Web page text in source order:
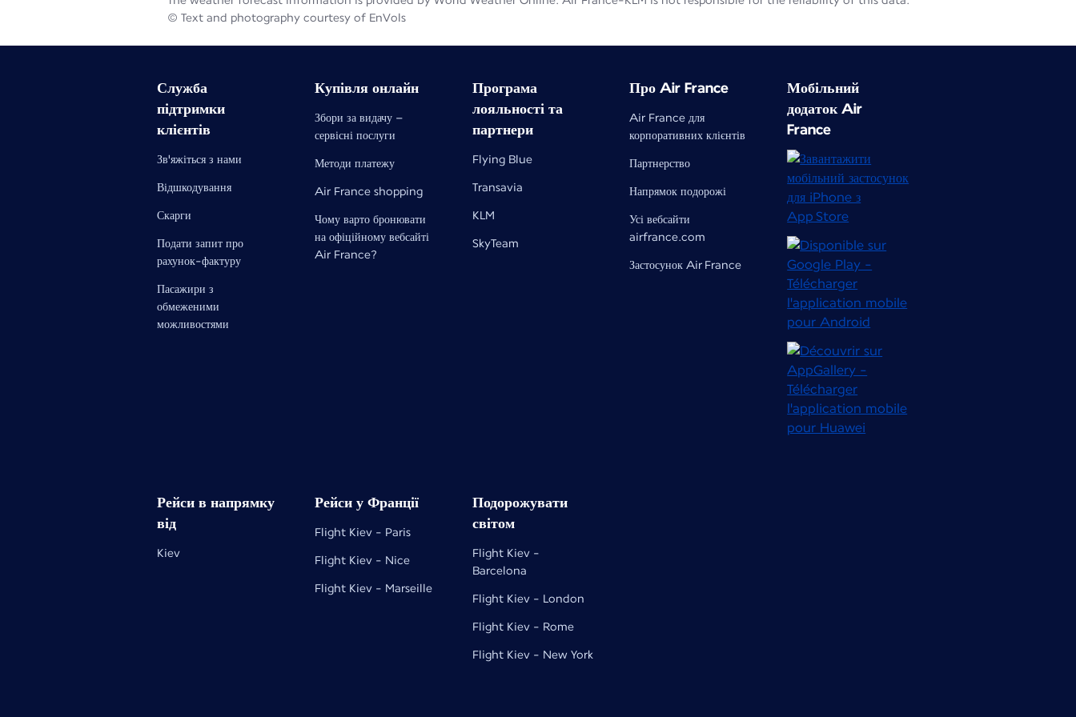
© Text and photography courtesy of EnVols
Служба
підтримки
клієнтів
Зв'яжіться з нами
Відшкодування
Скарги
Подати запит про
рахунок-фактуру
Пасажири з
обмеженими
можливостями
Купівля онлайн
Збори за видачу –
сервісні послуги
Методи платежу
Air France shopping
Чому варто бронювати
на офіційному вебсайті
Air France?
Програма
лояльності та
партнери
Flying Blue
Transavia
KLM
SkyTeam
Про Air France
Air France для
корпоративних клієнтів
Партнерство
Напрямок подорожі
Усі вебсайти
airfrance.com
Застосунок Air France
Мобільний
додаток Air
France
Рейси в напрямку
від
Kiev
Рейси у Франції
Flight Kiev - Paris
Flight Kiev - Nice
Flight Kiev - Marseille
Подорожувати
світом
Flight Kiev -
Barcelona
Flight Kiev - London
Flight Kiev - Rome
Flight Kiev - New York